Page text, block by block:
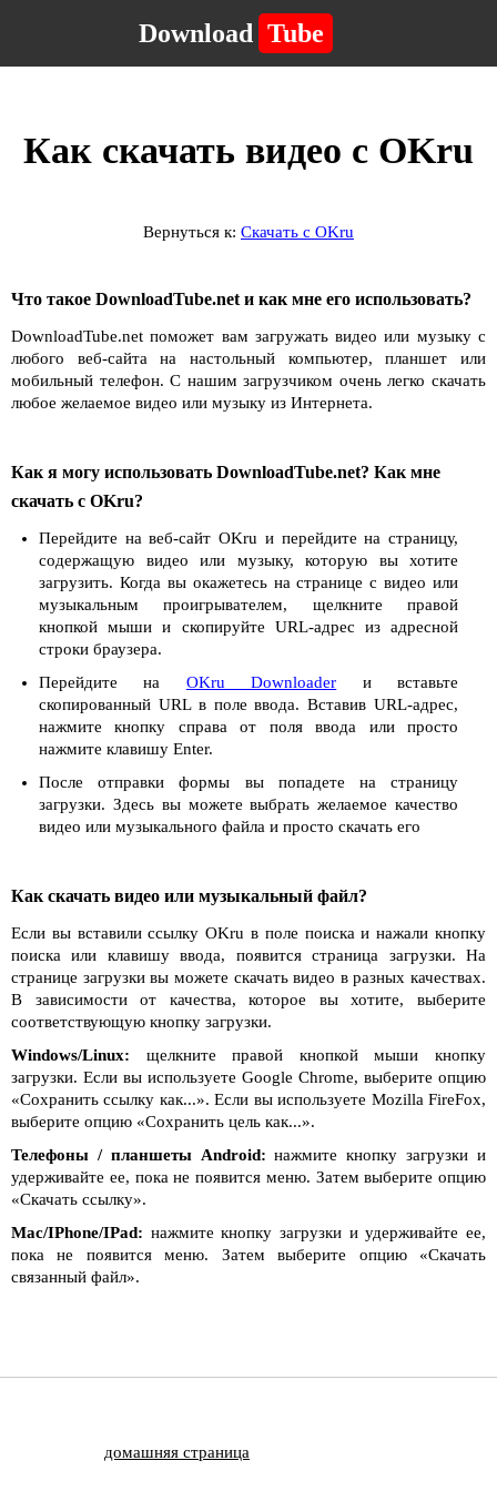
Download Tube
Как скачать видео с OKru
Вернуться к: Скачать с OKru
Что такое DownloadTube.net и как мне его использовать?
DownloadTube.net поможет вам загружать видео или музыку с
любого веб-сайта на настольный компьютер, планшет или
мобильный телефон. С нашим загрузчиком очень легко скачать
любое желаемое видео или музыку из Интернета.
Как я могу использовать DownloadTube.net? Как мне
скачать с OKru?
Перейдите на веб-сайт OKru и перейдите на страницу,
содержащую видео или музыку, которую вы хотите
загрузить. Когда вы окажетесь на странице с видео или
музыкальным проигрывателем, щелкните правой
кнопкой мыши и скопируйте URL-адрес из адресной
строки браузера.
Перейдите на OKru Downloader и вставьте
скопированный URL в поле ввода. Вставив URL-адрес,
нажмите кнопку справа от поля ввода или просто
нажмите клавишу Enter.
После отправки формы вы попадете на страницу
загрузки. Здесь вы можете выбрать желаемое качество
видео или музыкального файла и просто скачать его
Как скачать видео или музыкальный файл?
Если вы вставили ссылку OKru в поле поиска и нажали кнопку
поиска или клавишу ввода, появится страница загрузки. На
странице загрузки вы можете скачать видео в разных качествах.
В зависимости от качества, которое вы хотите, выберите
соответствующую кнопку загрузки.
Windows/Linux: щелкните правой кнопкой мыши кнопку
загрузки. Если вы используете Google Chrome, выберите опцию
«Сохранить ссылку как...». Если вы используете Mozilla FireFox,
выберите опцию «Сохранить цель как...».
Телефоны / планшеты Android: нажмите кнопку загрузки и
удерживайте ее, пока не появится меню. Затем выберите опцию
«Скачать ссылку».
Mac/IPhone/IPad: нажмите кнопку загрузки и удерживайте ее,
пока не появится меню. Затем выберите опцию «Скачать
связанный файл».
домашняя страница